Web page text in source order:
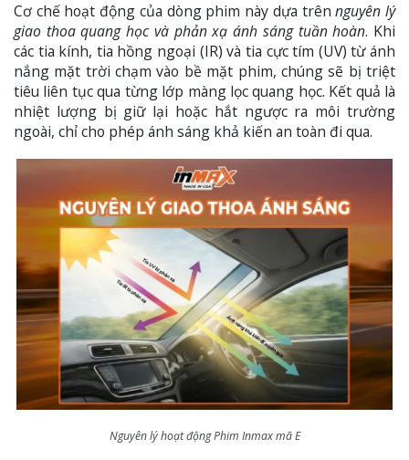
Cơ chế hoạt động của dòng phim này dựa trênnguyên lý
giao thoa quang học và phản xạ ánh sáng tuần hoàn. Khi
các tia kính, tia hồng ngoại (IR) và tia cực tím (UV) từ ánh
nắng mặt trời chạm vào bề mặt phim, chúng sẽ bị triệt
tiêu liên tục qua từng lớp màng lọc quang học. Kết quả là
nhiệt lượng bị giữ lại hoặc hắt ngược ra môi trường
ngoài, chỉ cho phép ánh sáng khả kiến an toàn đi qua.
Nguyên lý hoạt động Phim Inmax mã E